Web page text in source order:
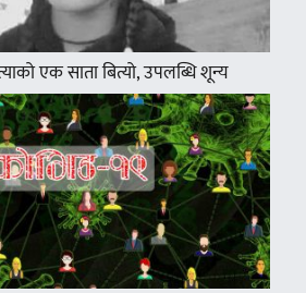
एक साता बित्यो, उपलब्धि शून्य